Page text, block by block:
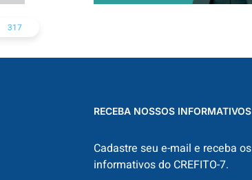
317
RECEBA NOSSOS INFORMATIVOS
Cadastre seu e-mail e receba os
informativos do CREFITO-7.